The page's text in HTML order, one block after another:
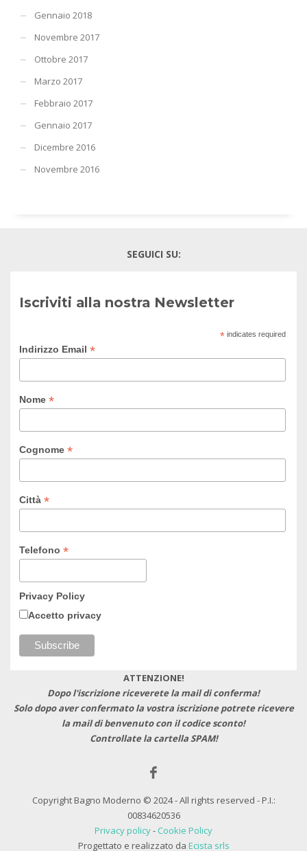
Gennaio 2018
Novembre 2017
Ottobre 2017
Marzo 2017
Febbraio 2017
Gennaio 2017
Dicembre 2016
Novembre 2016
SEGUICI SU:
Iscriviti alla nostra Newsletter
*indicates required
Indirizzo Email *
Nome *
Cognome *
Città *
Telefono *
Privacy Policy
Accetto privacy
ATTENZIONE!
Dopo l'iscrizione riceverete la mail di conferma!
Solo dopo aver confermato la vostra iscrizione potrete ricevere
la mail di benvenuto con il codice sconto!
Controllate la cartella SPAM!
Copyright Bagno Moderno © 2024 - All rights reserved - P.I.:
00834620536
Privacy policy- Cookie Policy
Progettato e realizzato da Ecista srls